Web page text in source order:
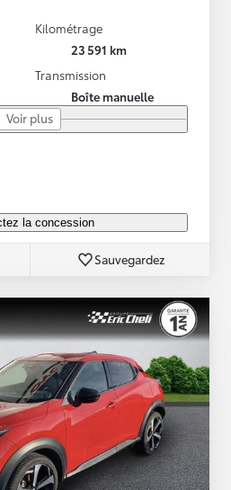
Kilométrage
23 591 km
Transmission
Boîte manuelle
Voir plus
la concession
Sauvegardez